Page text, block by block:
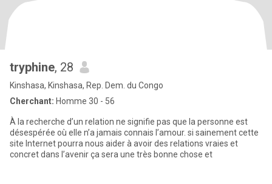
tryphine, 28
Kinshasa, Kinshasa, Rep. Dem. du Congo
Cherchant: Homme 30 - 56
À la recherche d’un relation ne signifie pas que la personne est
désespérée où elle n’a jamais connais l’amour. si sainement cette
site Internet pourra nous aider à avoir des relations vraies et
concret dans l’avenir ça sera une très bonne chose et